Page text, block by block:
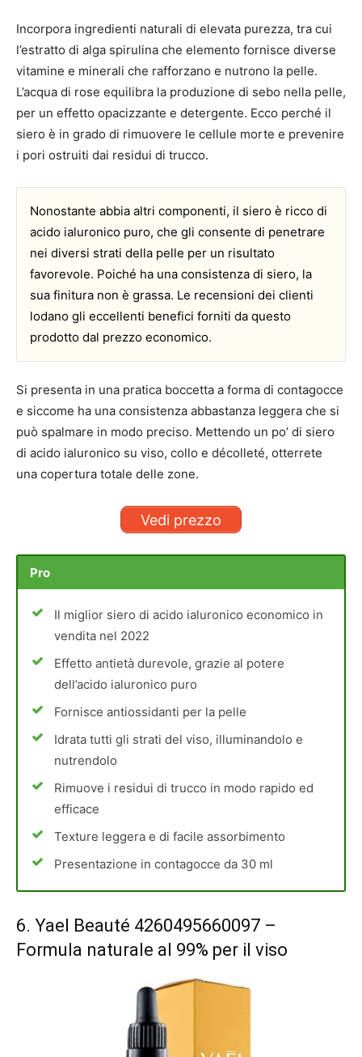
Incorpora ingredienti naturali di elevata purezza, tra cui
l’estratto di alga spirulina che elemento fornisce diverse
vitamine e minerali che rafforzano e nutrono la pelle.
L’acqua di rose equilibra la produzione di sebo nella pelle,
per un effetto opacizzante e detergente. Ecco perché il
siero è in grado di rimuovere le cellule morte e prevenire
i pori ostruiti dai residui di trucco.
Nonostante abbia altri componenti, il siero è ricco di
acido ialuronico puro, che gli consente di penetrare
nei diversi strati della pelle per un risultato
favorevole. Poiché ha una consistenza di siero, la
sua finitura non è grassa. Le recensioni dei clienti
lodano gli eccellenti benefici forniti da questo
prodotto dal prezzo economico.
Si presenta in una pratica boccetta a forma di contagocce
e siccome ha una consistenza abbastanza leggera che si
può spalmare in modo preciso. Mettendo un po’ di siero
di acido ialuronico su viso, collo e décolleté, otterrete
una copertura totale delle zone.
Vedi prezzo
Pro
Il miglior siero di acido ialuronico economico in
vendita nel 2022
Effetto antietà durevole, grazie al potere
dell’acido ialuronico puro
Fornisce antiossidanti per la pelle
Idrata tutti gli strati del viso, illuminandolo e
nutrendolo
Rimuove i residui di trucco in modo rapido ed
efficace
Texture leggera e di facile assorbimento
Presentazione in contagocce da 30 ml
6. Yael Beauté 4260495660097 –
Formula naturale al 99% per il viso